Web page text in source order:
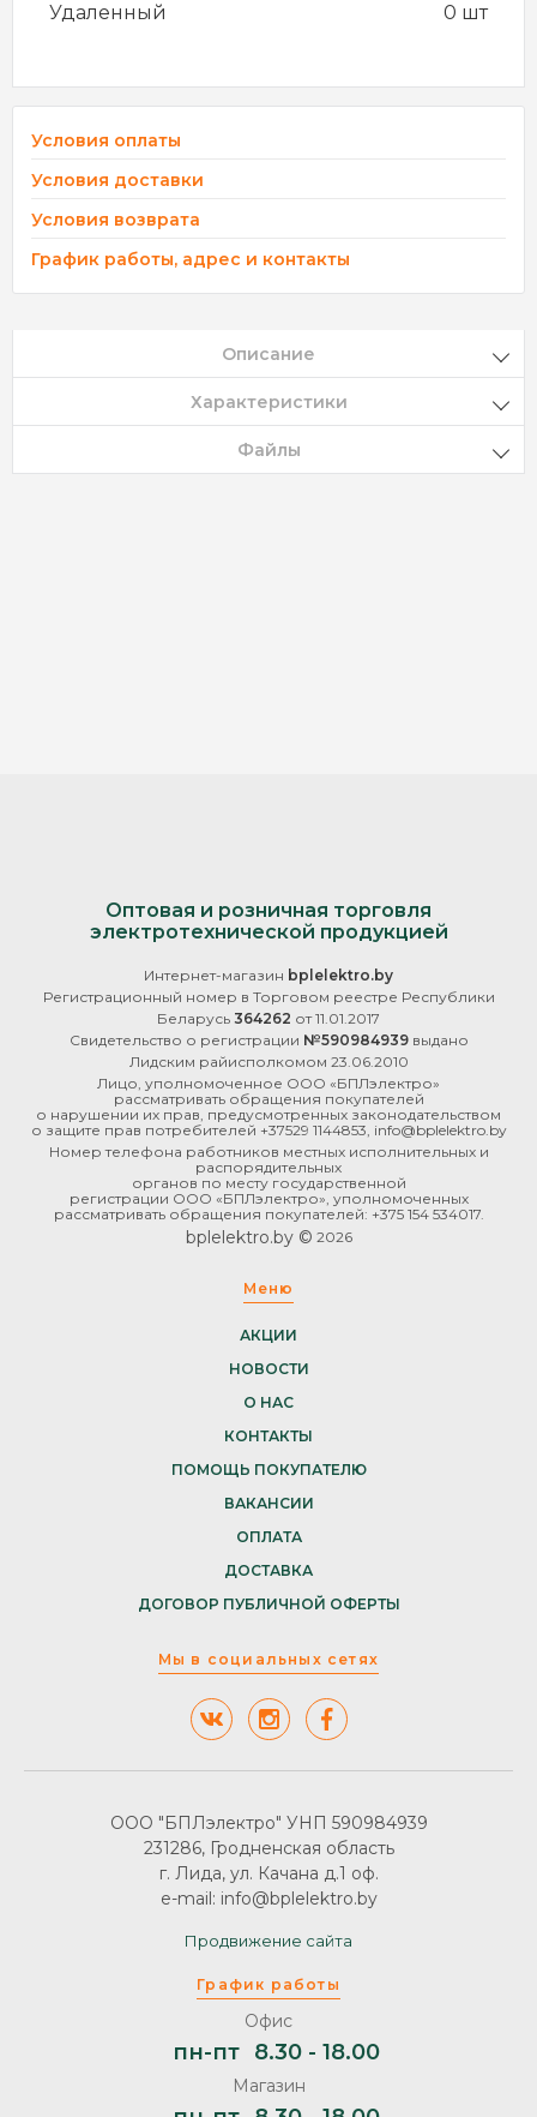
Удаленный
0 шт
Условия оплаты
Условия доставки
Условия возврата
График работы, адрес и контакты
Описание
Характеристики
Файлы
Оптовая и розничная торговля
электротехнической продукцией
Интернет-магазин bplelektro.by
Регистрационный номер в Торговом реестре Республики
Беларусь 364262 от 11.01.2017
Свидетельство о регистрации №590984939выдано
Лидским райисполкомом 23.06.2010
Лицо, уполномоченное ООО «БПЛэлектро»
рассматривать обращения покупателей
о нарушении их прав, предусмотренных законодательством
о защите прав потребителей +37529 1144853, info@bplelektro.by
Номер телефона работников местных исполнительных и
распорядительных
органов по месту государственной
регистрации ООО «БПЛэлектро», уполномоченных
рассматривать обращения покупателей: +375 154 534017.
bplelektro.by © 2026
Меню
АКЦИИ
НОВОСТИ
О НАС
КОНТАКТЫ
ПОМОЩЬ ПОКУПАТЕЛЮ
ВАКАНСИИ
ОПЛАТА
ДОСТАВКА
ДОГОВОР ПУБЛИЧНОЙ ОФЕРТЫ
Мы в социальных сетях
График работы
Офис
пн-пт 8.30 - 18.00
Магазин
ООО "БПЛэлектро" УНП 590984939
231286, Гродненская область
г. Лида, ул. Качана д.1 оф.
e-mail: info@bplelektro.by
Продвижение сайта